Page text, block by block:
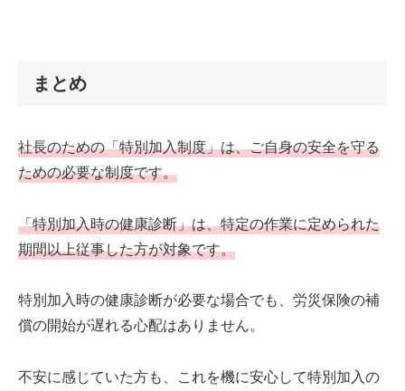
まとめ
社長のための「特別加入制度」は、ご自身の安全を守る
ための必要な制度です。
「特別加入時の健康診断」は、特定の作業に定められた
期間以上従事した方が対象です。
特別加入時の健康診断が必要な場合でも、労災保険の補
償の開始が遅れる心配はありません。
不安に感じていた方も、これを機に安心して特別加入の